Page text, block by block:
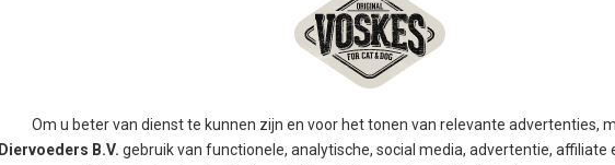
Om u beter van dienst te kunnen zijn en voor het tonen van relevante advertenties,
Diervoeders B.V. gebruik van functionele, analytische, social media, advertentie, affiliate
SOEP
MET